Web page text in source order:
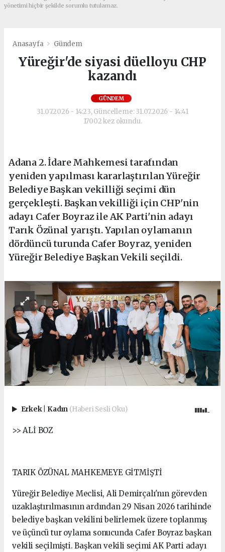
yönetimi hiçbir şekilde sorumlu tutulamaz.
Anasayfa Gündem
Yüreğir'de siyasi düelloyu CHP
kazandı
GÜNDEM
31.07.2026 - 14:23, Güncelleme: 31.07.2026 - 14:41
17002 kez okundu.
Adana 2. İdare Mahkemesi tarafından
yeniden yapılması kararlaştırılan Yüreğir
Belediye Başkan vekilliği seçimi dün
gerçekleşti. Başkan vekilliği için CHP'nin
adayı Cafer Boyraz ile AK Parti'nin adayı
Tarık Özünal yarıştı. Yapılan oylamanın
dördüncü turunda Cafer Boyraz, yeniden
Yüreğir Belediye Başkan Vekili seçildi.
Erkek Kadın (Haberi Sesli Oku)
>> ALİ BOZ
TARIK ÖZÜNAL MAHKEMEYE GİTMİŞTİ
Yüreğir Belediye Meclisi, Ali Demirçalı'nın görevden
uzaklaştırılmasının ardından 29 Nisan 2026 tarihinde
belediye başkan vekilini belirlemek üzere toplanmış
ve üçüncü tur oylama sonucunda Cafer Boyraz başkan
vekili seçilmişti. Başkan vekili seçimi AK Parti adayı